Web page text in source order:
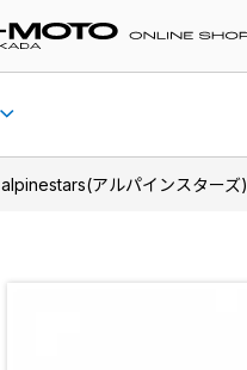
alpinestars(アルパインスターズ)